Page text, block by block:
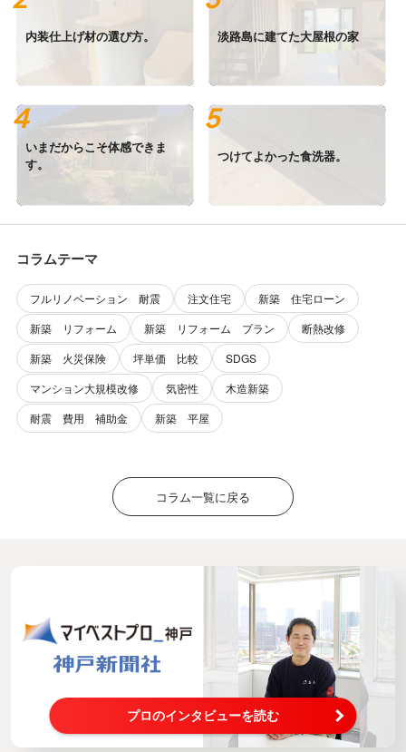
内装仕上げ材の選び方。 淡路島に建てた大屋根の家
いまだからこそ体感できま
す。
つけてよかった食洗器。
コラムテーマ
フルリノベーション 耐震 注文住宅
新築 住宅ローン
新築 リフォーム
新築 リフォーム プラン
断熱改修
新築 火災保険
坪単価 比較
SDGS
マンション大規模改修
気密性
木造新築
耐震 費用 補助金
新築 平屋
コラム一覧に戻る
プロのインタビューを読む